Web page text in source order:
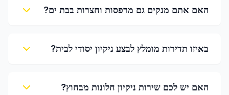
האם אתם מנקים גם מרפסות וחצרות בבת ים?
באיזו תדירות מומלץ לבצע ניקיון יסודי לבית?
האם יש לכם שירות ניקיון חלונות מבחוץ?